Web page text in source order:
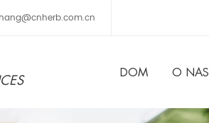
DOM O NAS